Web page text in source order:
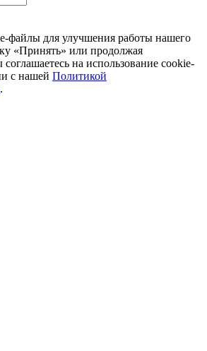
файлы для улучшения работы нашего
«Принять» или продолжая
соглашаетесь на использование cookie-
с нашей Политикой
.